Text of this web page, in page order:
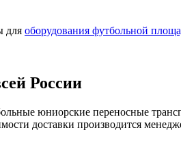
для оборудования футбольной
России
юниорские переносные
доставки производится